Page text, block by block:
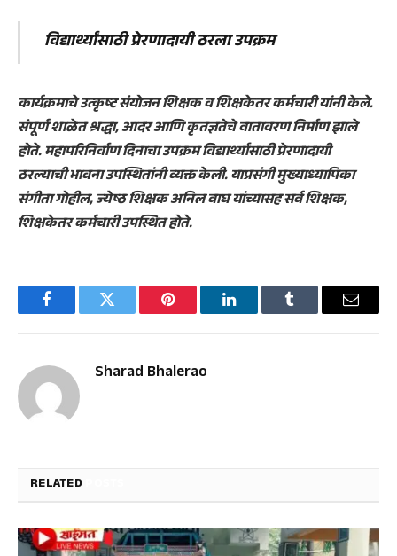
विद्यार्थ्यांसाठी प्रेरणादायी ठरला उपक्रम
कार्यक्रमाचे उत्कृष्ट संयोजन शिक्षक व शिक्षकेतर कर्मचारी यांनी केले.
संपूर्ण शाळेत श्रद्धा, आदर आणि कृतज्ञतेचे वातावरण निर्माण झाले
होते. महापरिनिर्वाण दिनाचा उपक्रम विद्यार्थ्यांसाठी प्रेरणादायी
ठरल्याची भावना उपस्थितांनी व्यक्त केली. याप्रसंगी मुख्याध्यापिका
संगीता गोहील, ज्येष्ठ शिक्षक अनिल वाघ यांच्यासह सर्व शिक्षक,
शिक्षकेतर कर्मचारी उपस्थित होते.
FacebookTwitter Pinterest LinkedInTumblr Email
Sharad Bhalerao
RELATED